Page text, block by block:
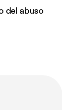
del abuso